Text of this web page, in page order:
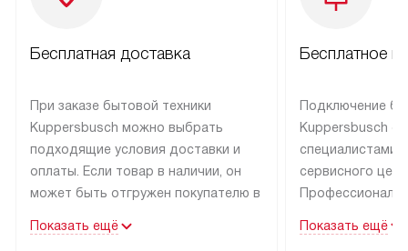
Бесплатная доставка
При заказе бытовой техники
Kuppersbusch можно выбрать
подходящие условия доставки и
оплаты. Если товар в наличии, он
может быть отгружен покупателю в
специальным лейблом
Показать ещё
Бесплатное
Подключение
Kuppersbusch
специалистами
сервисного
эксплуатации
Показать ещё